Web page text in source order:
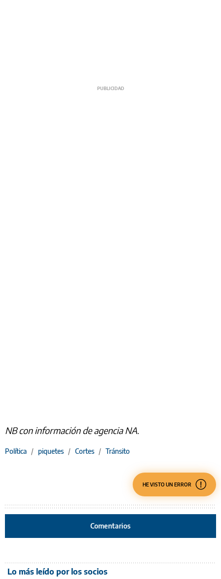
NB con información de agencia NA.
Política / piquetes / Cortes / Tránsito
HE VISTO UN ERROR
Comentarios
Lo más leído por los socios